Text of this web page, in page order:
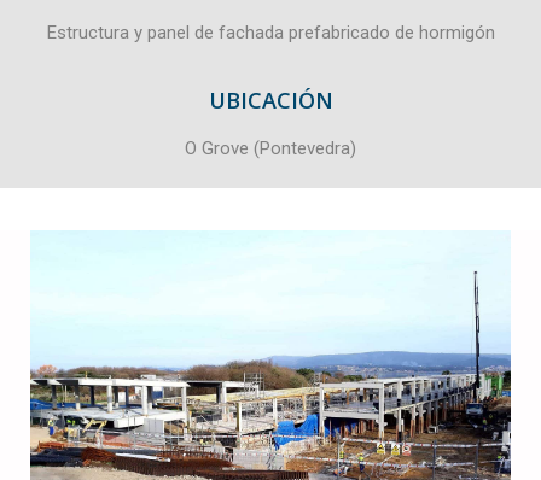
Estructura y panel de fachada prefabricado de hormigón
UBICACIÓN
O Grove (Pontevedra)